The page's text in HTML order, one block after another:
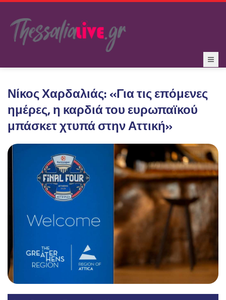
Νίκος Χαρδαλιάς: «Για τις επόμενες
ημέρες, η καρδιά του ευρωπαϊκού
μπάσκετ χτυπά στην Αττική»